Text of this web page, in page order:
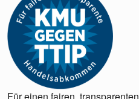
Für einen fairen,